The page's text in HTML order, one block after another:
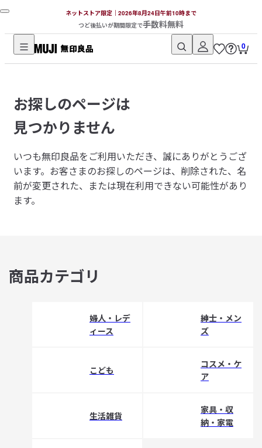
ネットストア限定｜2026年8月24日午前10時まで
つど後払いが期間限定で手数料無料
無
品
ネ
ッ
ト
ス
ト
ア
0
お探しのページは
見つかりません
いつも無印良品をご利用いただき、誠にありがとうござ
います。 お客さまのお探しのページは、削除された、名
前が変更された、または現在利用できない可能性があり
ます。
商品カテゴリ
婦人・レデ
ィース
紳士・メン
ズ
こども
コスメ・ケ
ア
生活雑貨
家具・収
納・家電